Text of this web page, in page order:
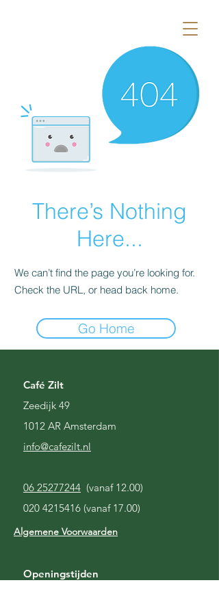
There’s Nothing
Here...
We can’t find the page you’re looking for.
Check the URL, or head back home.
Go Home
Café Zilt
Zeedijk 49
1012 AR Amsterdam
info@cafezilt.nl
06 25277244 (vanaf 12.00)
020 4215416 (vanaf 17.00)
Algemene Voorwaarden
Openingstijden